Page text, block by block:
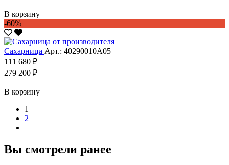
В корзину
-60%
Сахарница Арт.: 40290010А05
111 680 ₽
279 200 ₽
В корзину
1
2
Вы смотрели ранее